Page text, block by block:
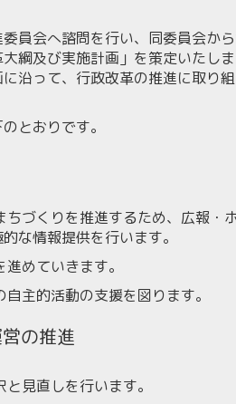
員会へ諮問を行い、同委員会か
綱及び実施計画」を策定いたし
沿って、行政改革の推進に取り
とおりです。
づくりを推進するため、広報・
な情報提供を行います。
めていきます。
主的活動の支援を図ります。
の推進
見直しを行います。